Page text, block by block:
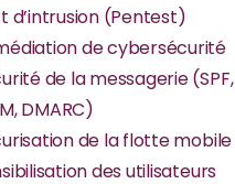
d’intrusion (Pentest)
de cybersécurité
de la messagerie (SPF,
DMARC)
de la flotte mobile
des utilisateurs